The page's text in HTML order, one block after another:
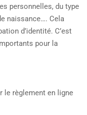
personnelles, du type
naissance…. Cela
d’identité. C’est
pour la
le règlement en ligne